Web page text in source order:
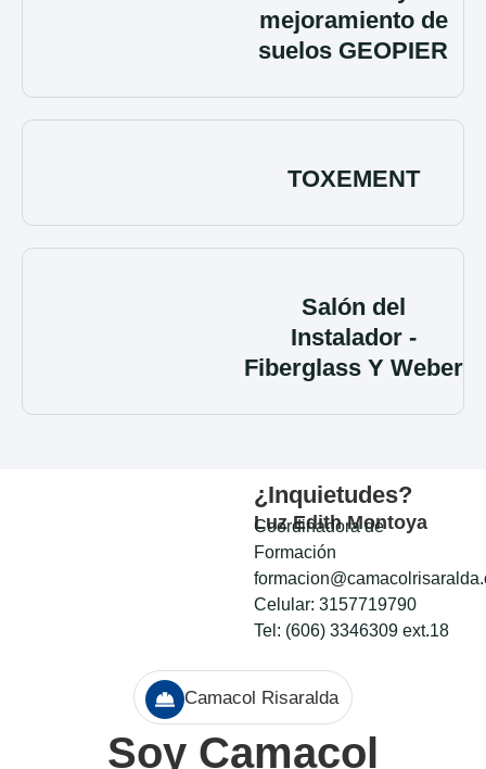
mejoramiento de
suelos GEOPIER
TOXEMENT
Salón del
Instalador -
Fiberglass Y Weber
¿Inquietudes?
Luz Edith Montoya
Coordinadora de
Formación
Celular: 3157719790
Tel: (606) 3346309 ext.18
Camacol Risaralda
Soy Camacol